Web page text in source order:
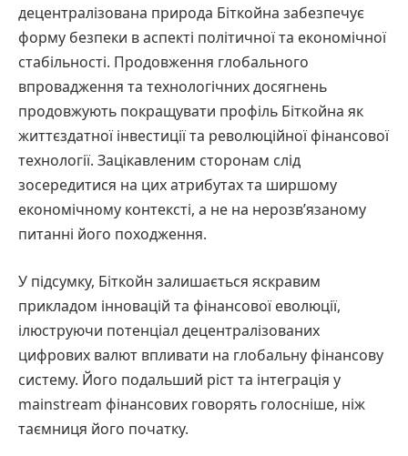
децентралізована природа Біткойна забезпечує
форму безпеки в аспекті політичної та економічної
стабільності. Продовження глобального
впровадження та технологічних досягнень
продовжують покращувати профіль Біткойна як
життєздатної інвестиції та революційної фінансової
технології. Зацікавленим сторонам слід
зосередитися на цих атрибутах та ширшому
економічному контексті, а не на нерозв’язаному
питанні його походження.
У підсумку, Біткойн залишається яскравим
прикладом інновацій та фінансової еволюції,
ілюструючи потенціал децентралізованих
цифрових валют впливати на глобальну фінансову
систему. Його подальший ріст та інтеграція у
mainstream фінансових говорять голосніше, ніж
таємниця його початку.